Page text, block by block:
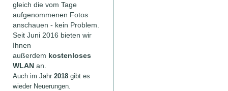
gleich die vom Tage
aufgenommenen Fotos
anschauen - kein Problem.
Seit Juni 2016 bieten wir
Ihnen
außerdem kostenloses
WLAN an.
Auch im Jahr 2018 gibt es
wieder Neuerungen.